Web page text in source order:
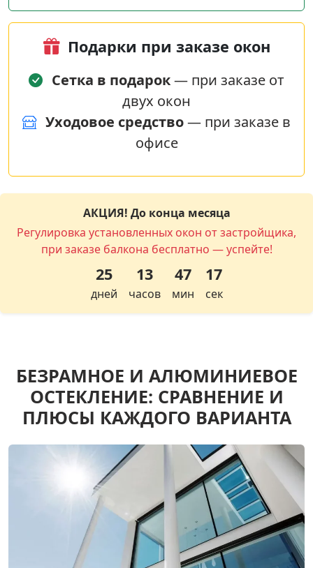
Подарки при заказе окон
Сетка в подарок— при заказе от
двух окон
Уходовое средство— при заказе в
офисе
АКЦИЯ! До конца месяца
Регулировка установленных окон от застройщика,
при заказе балкона бесплатно — успейте!
25
дней
13
часов
47
мин
16
сек
БЕЗРАМНОЕ И АЛЮМИНИЕВОЕ
ОСТЕКЛЕНИЕ: СРАВНЕНИЕ И
ПЛЮСЫ КАЖДОГО ВАРИАНТА